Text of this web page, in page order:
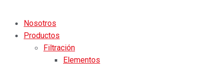
Nosotros
Productos
Filtración
Elementos